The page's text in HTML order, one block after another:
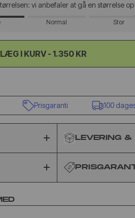
vi anbefaler at gå en størrelse op
Normal Stor
LÆG I KURV - 1.350 KR
Prisgaranti 100 dages
LEVERING &